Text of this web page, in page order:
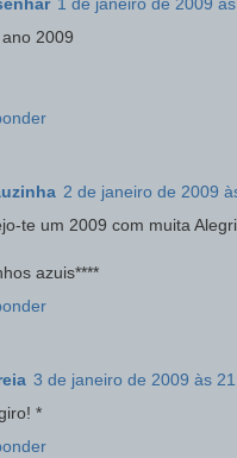
1 de janeiro de 2009
2009
2 de janeiro de 2009
te um 2009 com muita
azuis****
3 de janeiro de 2009 às
*